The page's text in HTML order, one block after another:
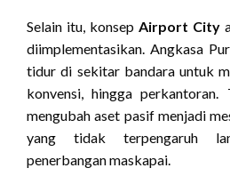
Selain itu, konsep Airport City
diimplementasikan. Angkasa
tidur di sekitar bandara untuk
konvensi, hingga perkantoran.
mengubah aset pasif menjadi
yang tidak terpengaruh
penerbangan maskapai.